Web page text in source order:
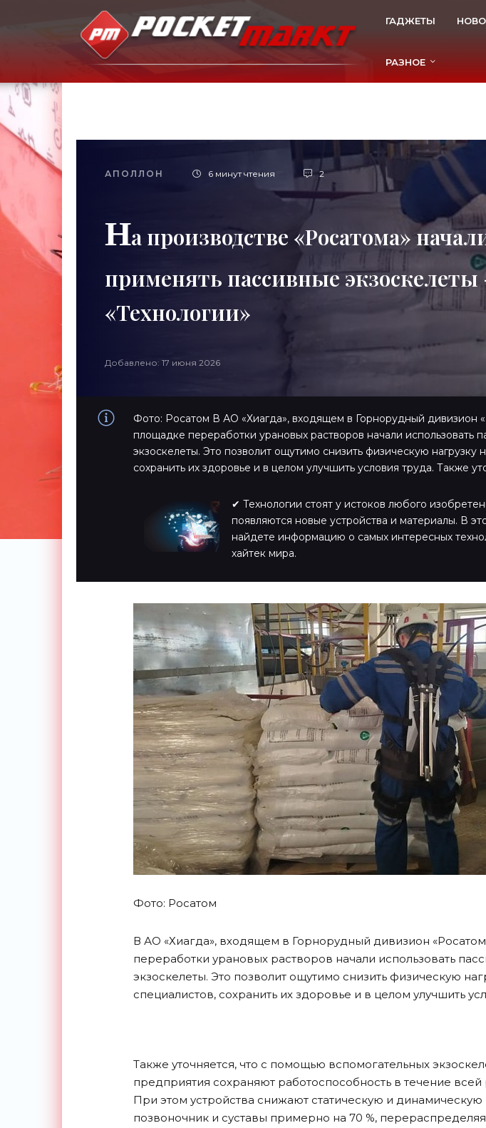
ГАДЖЕТЫ
РАЗНОЕ
АПОЛЛОН 6 минут чтения 2
На производстве «Росатома»
применять пассивные экзоскелеты
«Технологии»
Добавлено: 17 июня 2026
Фото: Росатом В АО «Хиагда», входящем в Горнорудный дивизион
площадке переработки урановых растворов начали использовать
экзоскелеты. Это позволит ощутимо снизить физическую нагрузку
сохранить их здоровье и в целом улучшить условия труда. Также
✔ Технологии стоят у истоков любого
появляются новые устройства и материалы. В
найдете информацию о самых интересных
хайтек мира.
Фото: Росатом
В АО «Хиагда», входящем в Горнорудный дивизион
переработки урановых растворов начали использовать
экзоскелеты. Это позволит ощутимо снизить физическую
специалистов, сохранить их здоровье и в целом улучшить
Также уточняется, что с помощью вспомогательных
предприятия сохраняют работоспособность в течение
При этом устройства снижают статическую и динамическую
позвоночник и суставы примерно на 70 %,